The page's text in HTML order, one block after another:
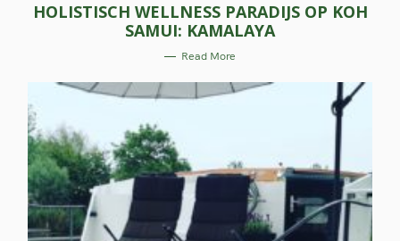
T
E
G
O
R
I
S
HOLISTISCH WELLNESS PARADIJS OP KOH
SAMUI: KAMALAYA
Read More